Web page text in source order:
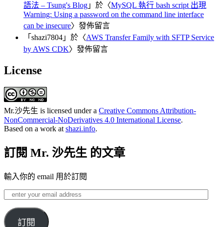
語法 – Tsung's Blog 」於〈MySQL 執行 bash script 出現
Warning: Using a password on the command line interface
can be insecure〉發佈留言
「 shazi7804 」於〈AWS Transfer Family with SFTP Service
by AWS CDK〉發佈留言
License
Mr.沙先生 is licensed under a Creative Commons Attribution-
NonCommercial-NoDerivatives 4.0 International License.
Based on a work at shazi.info.
訂閱 Mr. 沙先生 的文章
輸入你的 email 用於訂閱
enter
your
email
address訂閱